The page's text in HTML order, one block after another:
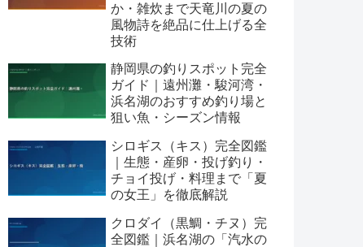
か・雑炊まで天竜川の夏の
風物詩を絶品に仕上げる全
技術
静岡県の釣りスポット完全
ガイド｜遠州灘・駿河湾・
浜名湖のおすすめ釣り場と
狙い魚・シーズン情報
シロギス（キス）完全図鑑
｜生態・産卵・投げ釣り・
チョイ投げ・料理まで「夏
の女王」を徹底解説
クロダイ（黒鯛・チヌ）完
全図鑑｜浜名湖の「汽水の